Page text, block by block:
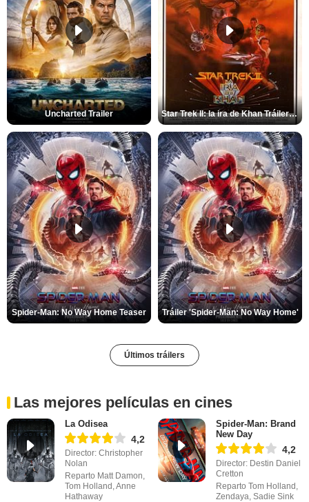
Uncharted Trailer Star Trek II: la ira de Khan Tráiler VO
Spider-Man: No Way Home Teaser Tráiler 'Spider-Man: No Way Home'
Últimos tráilers
Las mejores películas en cines
La Odisea
4,2
Director: Christopher
Nolan
Reparto Matt Damon,
Tom Holland, Anne
Hathaway
Spider-Man: Brand
New Day
4,2
Director: Destin Daniel
Cretton
Reparto Tom Holland,
Zendaya, Sadie Sink